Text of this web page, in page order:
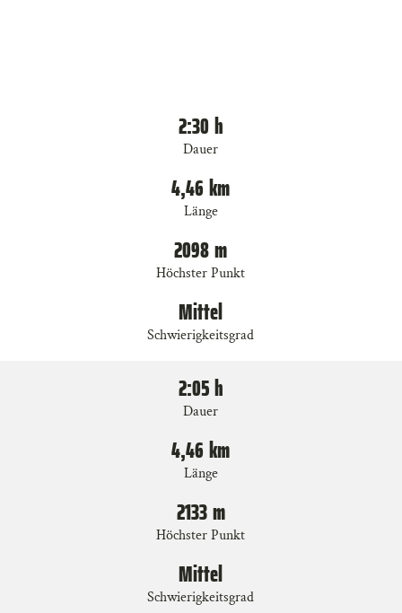
2:30h
Dauer
4,46km
Länge
2098m
Höchster Punkt
Mittel
Schwierigkeitsgrad
2:05h
Dauer
4,46km
Länge
2133m
Höchster Punkt
Mittel
Schwierigkeitsgrad